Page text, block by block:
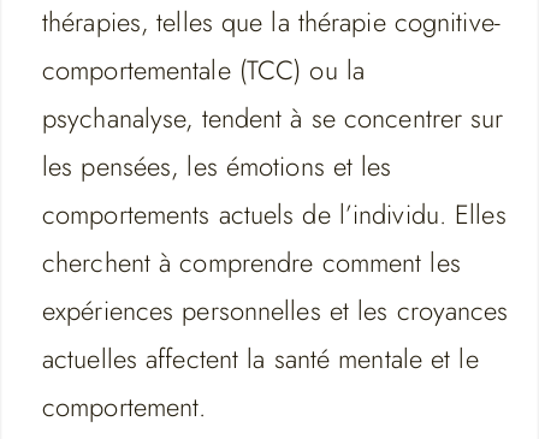
thérapies, telles que la thérapie cognitive-
comportementale (TCC) ou la
psychanalyse, tendent à se concentrer sur
les pensées, les émotions et les
comportements actuels de l’individu. Elles
cherchent à comprendre comment les
expériences personnelles et les croyances
actuelles affectent la santé mentale et le
comportement.